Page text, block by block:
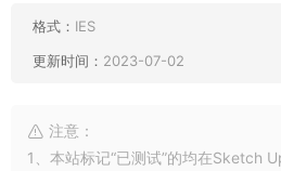
格式： IES
更新时间： 2023-07-02
注意：
1、本站标记“已测试”的均在Sketch